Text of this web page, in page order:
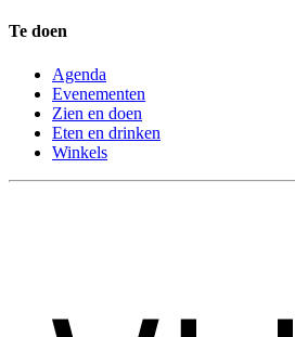
Te doen
Agenda
Evenementen
Zien en doen
Eten en drinken
Winkels